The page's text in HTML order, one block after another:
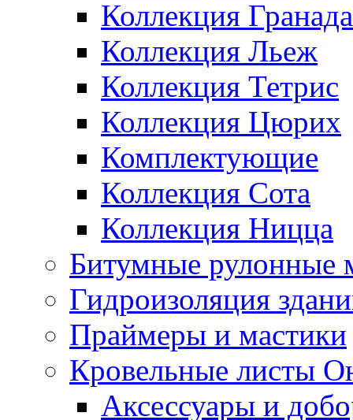
Коллекция Гранада
Коллекция Льеж
Коллекция Тетрис
Коллекция Цюрих
Комплектующие
Коллекция Сота
Коллекция Ницца
Битумные рулонные
Гидроизоляция
Праймеры и мастики
Кровельные листы
Аксессуары и